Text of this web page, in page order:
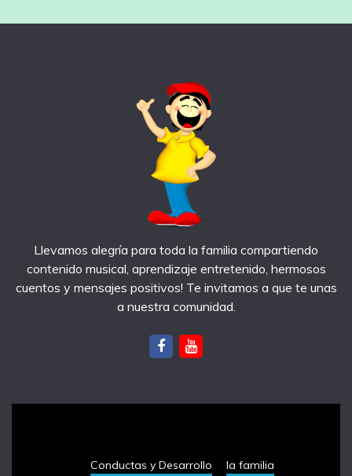
Llevamos alegría para toda la familia compartiendo
contenido musical, aprendizaje entretenido, hermosos
cuentos y mensajes positivos! Te invitamos a que te unas
a nuestra comunidad.
Conductas y Desarrollo
la familia